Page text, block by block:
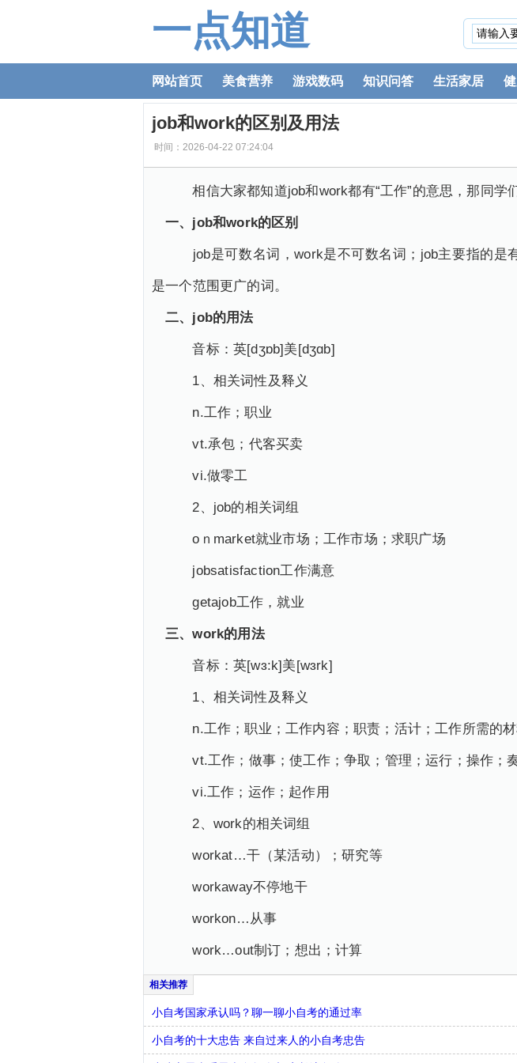
一点知道
网站首页 美食营养 游戏数码 知识问答 生活家居
job和work的区别及用法
时间：2026-04-22 07:24:04
相信大家都知道job和work都有“工作”的意思，那同
一、job和work的区别
job是可数名词，work是不可数名词；job主要指的是
是一个范围更广的词。
二、job的用法
音标：英[dʒɒb]美[dʒɑb]
1、相关词性及释义
n.工作；职业
vt.承包；代客买卖
vi.做零工
2、job的相关词组
oｎmarket就业市场；工作市场；求职广场
jobsatisfaction工作满意
getajob工作，就业
三、work的用法
音标：英[wɜ:k]美[wɜrk]
1、相关词性及释义
n.工作；职业；工作内容；职责；活计；工作所需的材
vt.工作；做事；使工作；争取；管理；运行；操作；
vi.工作；运作；起作用
2、work的相关词组
workat…干（某活动）；研究等
workaway不停地干
workon…从事
work…out制订；想出；计算
小自考国家承认吗？聊一聊小自考的通过率
小自考的十大忠告 来自过来人的小自考忠告